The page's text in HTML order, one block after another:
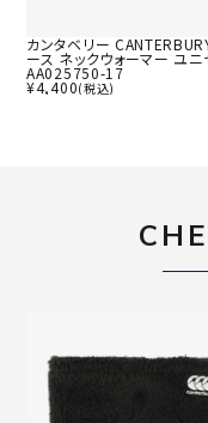
カンタベリー
ース ネックウォーマー ユニ
AA025750-17
¥4,400(税込)